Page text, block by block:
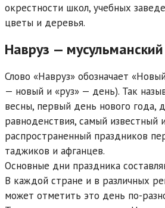
окрестности школ, учебных
цветы и деревья.
Навруз —
Слово «Навруз» обозначает
— новый и «руз» — день). Так
весны, первый день нового года,
равноденствия, самый известный
распространенный праздников
таджиков и афганцев.
Основные дни праздника
В каждой стране и в различных
может отметить это день по-